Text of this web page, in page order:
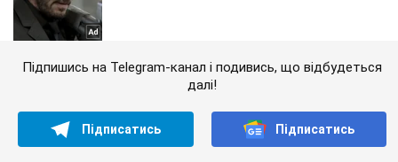
Підпишись на Telegram-канал і подивись, що відбудеться
далі!
Підписатись Підписатись